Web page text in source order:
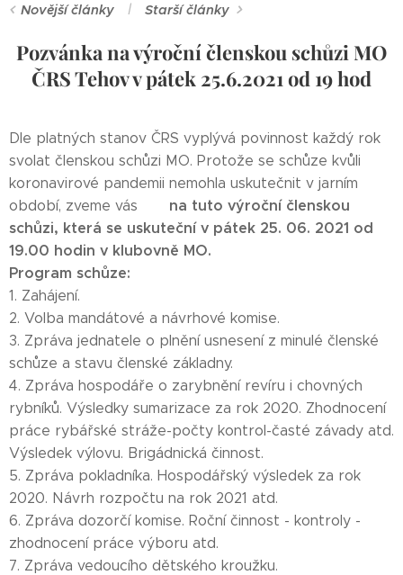
Novější články Starší články
Pozvánka na výroční členskou schůzi MO
ČRS Tehov v pátek 25.6.2021 od 19 hod
Dle platných stanov ČRS vyplývá povinnost každý rok
svolat členskou schůzi MO. Protože se schůze kvůli
koronavirové pandemii nemohla uskutečnit v jarním
období, zveme vás na tuto výroční členskou
schůzi, která se uskuteční v pátek 25. 06. 2021 od
19.00 hodin v klubovně MO.
Program schůze:
1. Zahájení.
2. Volba mandátové a návrhové komise.
3. Zpráva jednatele o plnění usnesení z minulé členské
schůze a stavu členské základny.
4. Zpráva hospodáře o zarybnění revíru i chovných
rybníků. Výsledky sumarizace za rok 2020. Zhodnocení
práce rybářské stráže-počty kontrol-časté závady atd.
Výsledek výlovu. Brigádnická činnost.
5. Zpráva pokladníka. Hospodářský výsledek za rok
2020. Návrh rozpočtu na rok 2021 atd.
6. Zpráva dozorčí komise. Roční činnost - kontroly -
zhodnocení práce výboru atd.
7. Zpráva vedoucího dětského kroužku.